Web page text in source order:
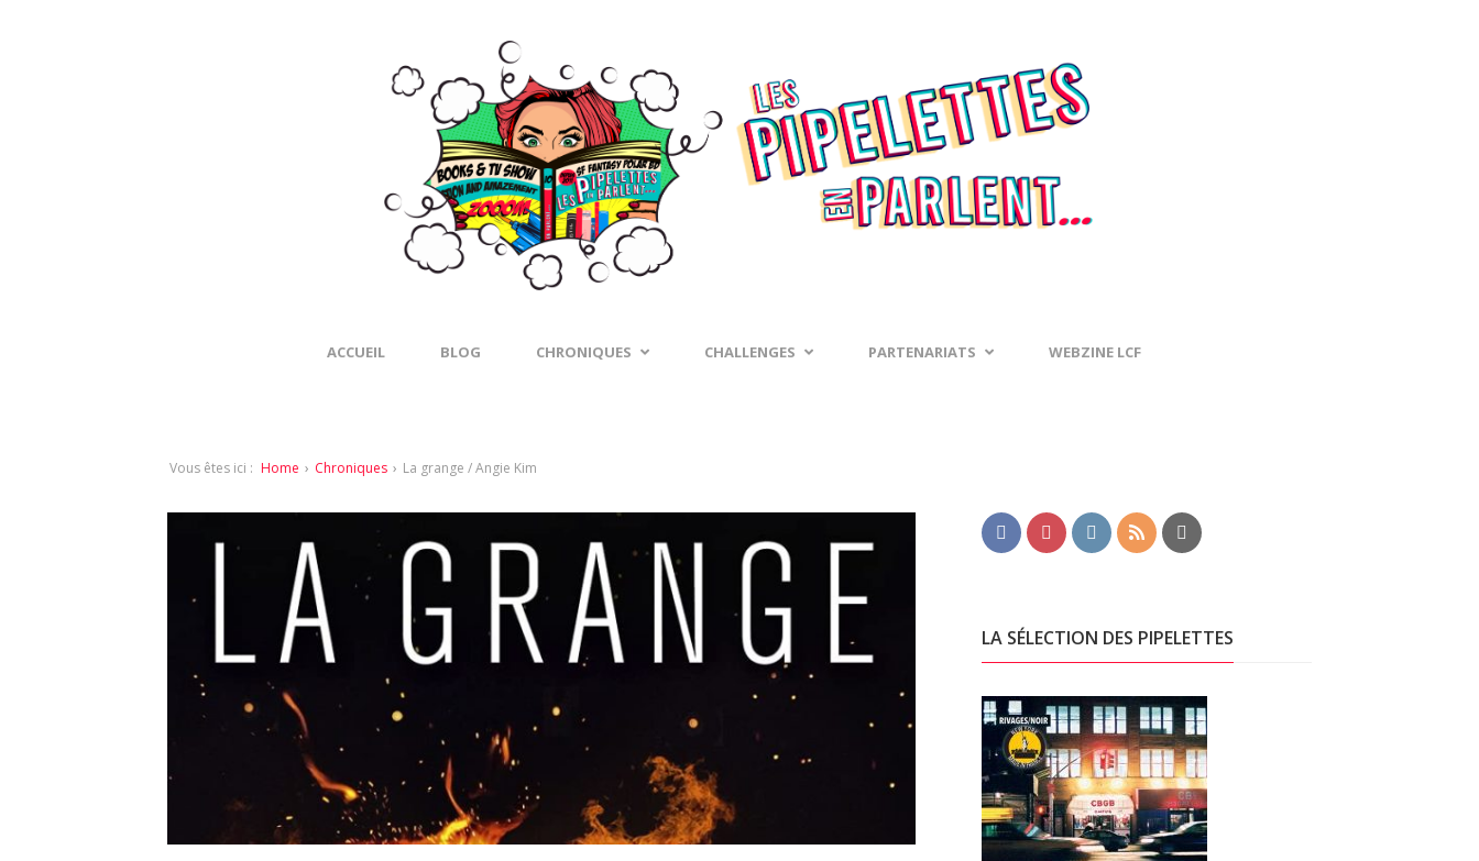
ACCUEIL BLOG CHRONIQUES CHALLENGES PARTENARIATS WEBZINE LCF
Vous êtes ici : Home › Chroniques › La grange / Angie Kim
LA SÉLECTION DES PIPELETTES